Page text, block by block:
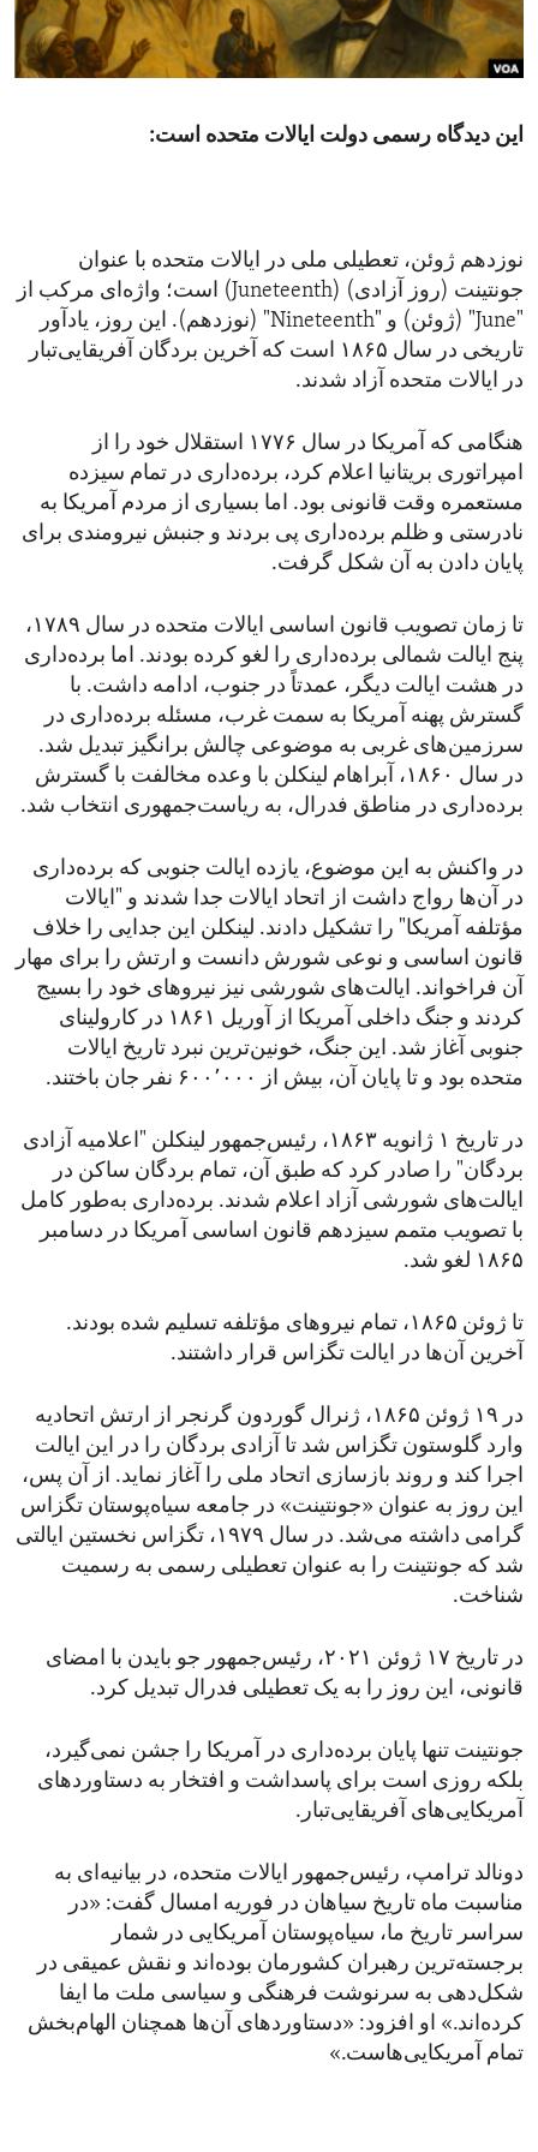
ENVIRONMENT AND HEALTH
IDEALS AND INSTITUTIONS
این دیدگاه رسمی دولت ایالات متحده است:
نوزدهم ژوئن، تعطیلی ملی در ایالات متحده با عنوان
جونتینت (روز آزادی) (Juneteenth) است؛ واژه‌ای مرکب از
"June" (ژوئن) و "Nineteenth" (نوزدهم). این روز، یادآور
تاریخی در سال ۱۸۶۵ است که آخرین بردگان آفریقایی‌تبار
در ایالات متحده آزاد شدند.
هنگامی که آمریکا در سال ۱۷۷۶ استقلال خود را از
امپراتوری بریتانیا اعلام کرد، برده‌داری در تمام سیزده
مستعمره وقت قانونی بود. اما بسیاری از مردم آمریکا به
نادرستی و ظلم برده‌داری پی بردند و جنبش نیرومندی برای
پایان دادن به آن شکل گرفت.
تا زمان تصویب قانون اساسی ایالات متحده در سال ۱۷۸۹،
پنج ایالت شمالی برده‌داری را لغو کرده بودند. اما برده‌داری
در هشت ایالت دیگر، عمدتاً در جنوب، ادامه داشت. با
گسترش پهنه آمریکا به سمت غرب، مسئله برده‌داری در
سرزمین‌های غربی به موضوعی چالش‌ برانگیز تبدیل شد.
در سال ۱۸۶۰، آبراهام لینکلن با وعده مخالفت با گسترش
برده‌داری در مناطق فدرال، به ریاست‌جمهوری انتخاب شد.
در واکنش به این موضوع، یازده ایالت جنوبی که برده‌داری
در آن‌ها رواج داشت از اتحاد ایالات جدا شدند و "ایالات
مؤتلفه آمریکا" را تشکیل دادند. لینکلن این جدایی را خلاف
قانون اساسی و نوعی شورش دانست و ارتش را برای مهار
آن فراخواند. ایالت‌های شورشی نیز نیروهای خود را بسیج
کردند و جنگ داخلی آمریکا از آوریل ۱۸۶۱ در کارولینای
جنوبی آغاز شد. این جنگ، خونین‌ترین نبرد تاریخ ایالات
متحده بود و تا پایان آن، بیش از ۶۰۰٬۰۰۰ نفر جان باختند.
در تاریخ ۱ ژانویه ۱۸۶۳، رئیس‌جمهور لینکلن "اعلامیه آزادی
بردگان" را صادر کرد که طبق آن، تمام بردگان ساکن در
ایالت‌های شورشی آزاد اعلام شدند. برده‌داری به‌طور کامل
با تصویب متمم سیزدهم قانون اساسی آمریکا در دسامبر
۱۸۶۵ لغو شد.
تا ژوئن ۱۸۶۵، تمام نیروهای مؤتلفه تسلیم شده بودند.
آخرین آن‌ها در ایالت تگزاس قرار داشتند.
در ۱۹ ژوئن ۱۸۶۵، ژنرال گوردون گرنجر از ارتش اتحادیه
وارد گلوستون تگزاس شد تا آزادی بردگان را در این ایالت
اجرا کند و روند بازسازی اتحاد ملی را آغاز نماید. از آن پس،
این روز به عنوان «جونتینت» در جامعه سیاه‌پوستان تگزاس
گرامی داشته می‌شد. در سال ۱۹۷۹، تگزاس نخستین ایالتی
شد که جونتینت را به عنوان تعطیلی رسمی به رسمیت
شناخت.
در تاریخ ۱۷ ژوئن ۲۰۲۱، رئیس‌جمهور جو بایدن با امضای
قانونی، این روز را به یک تعطیلی فدرال تبدیل کرد.
جونتینت تنها پایان برده‌داری در آمریکا را جشن نمی‌گیرد،
بلکه روزی است برای پاسداشت و افتخار به دستاوردهای
آمریکایی‌های آفریقایی‌تبار.
دونالد ترامپ، رئیس‌جمهور ایالات متحده، در بیانیه‌ای به
مناسبت ماه تاریخ سیاهان در فوریه امسال گفت: «در
سراسر تاریخ ما، سیاه‌پوستان آمریکایی در شمار
برجسته‌ترین رهبران کشورمان بوده‌اند و نقش عمیقی در
شکل‌دهی به سرنوشت فرهنگی و سیاسی ملت ما ایفا
کرده‌اند.» او افزود: «دستاوردهای آن‌ها همچنان الهام‌بخش
تمام آمریکایی‌هاست.»